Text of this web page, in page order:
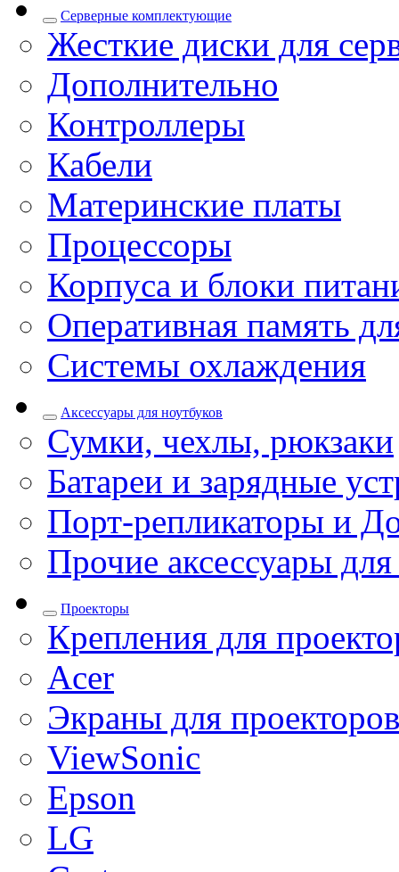
Серверные комплектующие
Жесткие диски для
Дополнительно
Контроллеры
Кабели
Материнские платы
Процессоры
Корпуса и блоки
Оперативная память
Системы охлаждения
Аксессуары для ноутбуков
Сумки, чехлы, рюкзаки
Батареи и зарядные
Порт-репликаторы и
Прочие аксессуары
Проекторы
Крепления для
Acer
Экраны для проекторов
ViewSonic
Epson
LG